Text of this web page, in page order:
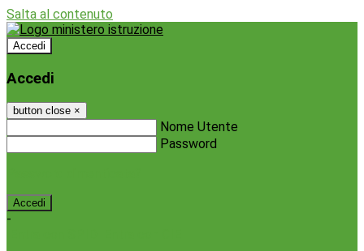
Salta al contenuto
Accedi
Accedi
button close ×
Nome Utente
Password
-